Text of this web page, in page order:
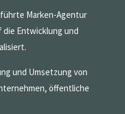
Marken-Agentur
die Entwicklung und
und Umsetzung von
öffentliche